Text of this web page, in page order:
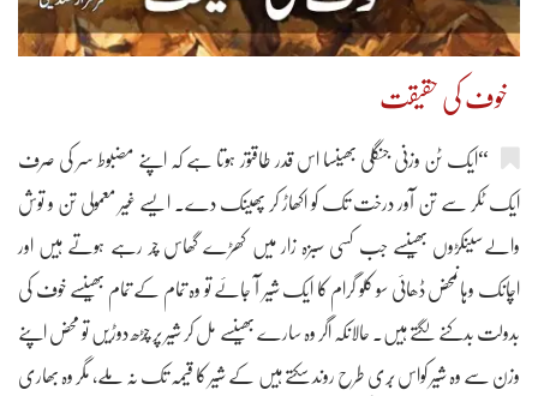
خوف کی حقیقت
“ایک ٹن وزنی جنگلی بھینسا اس قدر طاقتور ہوتا ہے کہ اپنے مضبوط سر کی صرف
ایک ٹکر سے تن آور درخت تک کو اکھاڑ کر پھینک دے۔ ایسے غیر معمولی تن و توش
والےسینکڑوں بھینسے جب کسی سبزہ زار میں کھڑے گھاس چر رہے ہوتے ہیں اور
اچانک وہاںمحض ڈھائی سو کلو گرام کا ایک شیر آ جائے تو وہ تمام کے تمام بھینسے خوف کی
بدولت بدکنے لگتے ہیں۔ حالانکہ اگر وہ سارے بھینسے مل کر شیر پر چڑھ دوڑیں تو محض اپنے
وزن سے وہ شیر کواس بُری طرح روند سکتے ہیں کے شیر کا قیمہ تک نہ ملے، مگر وہ بھاری